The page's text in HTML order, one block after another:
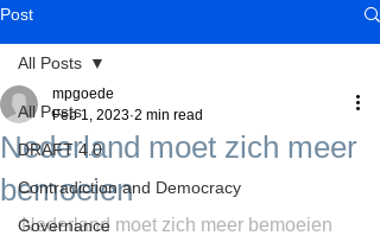
Post
All Posts
DRAFT 4.0
Contradiction and Democracy
Governance
All Posts
Nederland moet zich meer
bemoeien
mpgoede
Feb 1, 2023 2 min read
Nederland moet zich meer bemoeien